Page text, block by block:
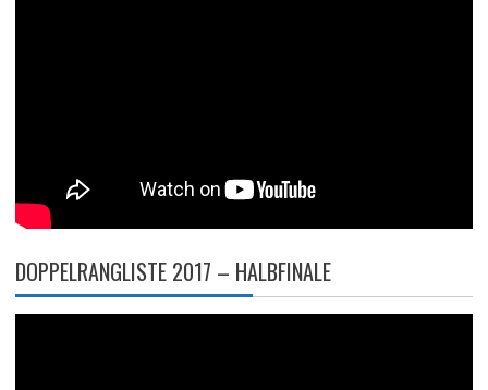
DOPPELRANGLISTE 2017 – HALBFINALE